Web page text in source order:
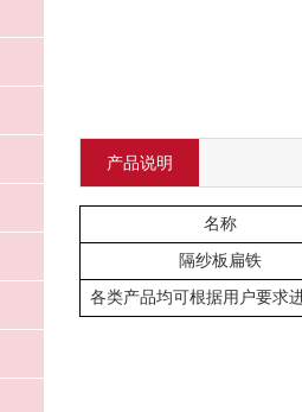
产品说明
名称
隔纱板扁铁
各类产品均可根据用户要求